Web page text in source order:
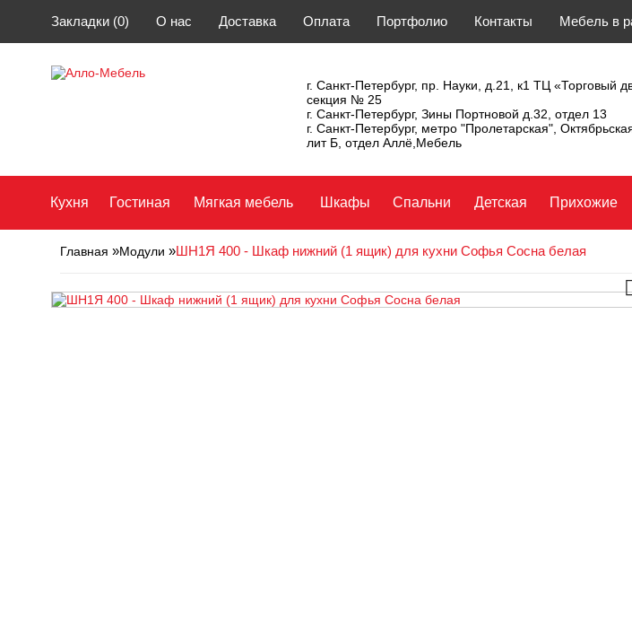
Закладки (0) О нас Доставка Оплата Портфолио Контакты Мебель в
г. Санкт-Петербург, пр. Науки, д.21, к1 ТЦ «Торговый
секция № 25
г. Санкт-Петербург, Зины Портновой д.32, отдел 13
г. Санкт-Петербург, метро "Пролетарская",
лит Б, отдел Аллё,Мебель
Кухня Гостиная Мягкая мебель Шкафы Спальни Детская Прихожие
Главная »Модули »ШН1Я 400 - Шкаф нижний (1 ящик) для кухни Софья Сосна белая